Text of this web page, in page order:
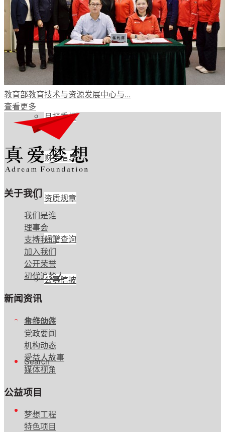
年度报告
项目进展
月报季报
财务信息
资质规章
捐赠查询
公募信披
合作伙伴
Search
教育部教育技术与资源发展中心与...
查看更多
关于我们
我们是谁
理事会
支持我们
加入我们
公开荣誉
初代追梦人
新闻资讯
年报动态
党政要闻
机构动态
受益人故事
媒体视角
公益项目
梦想工程
特色项目